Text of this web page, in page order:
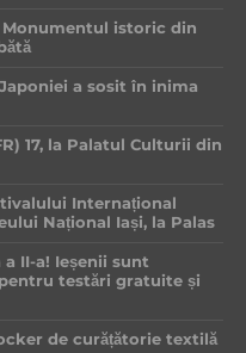
Monumentul istoric din
a sosit în inima
17, la Palatul Culturii din
Internațional
Național Iași, la Palas
a II-a! Ieșenii sunt
testări gratuite și
de curățătorie textilă